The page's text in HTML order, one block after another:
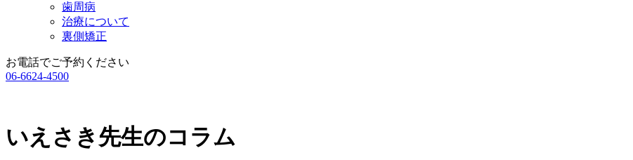
歯周病
治療について
裏側矯正
お電話でご予約ください
06-6624-4500
いえさき先生のコラム